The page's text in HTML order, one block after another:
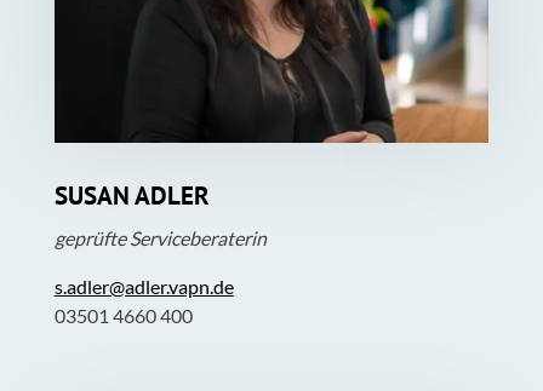
SUSAN ADLER
geprüfte Serviceberaterin
s.adler@adler.vapn.de
03501 4660 400